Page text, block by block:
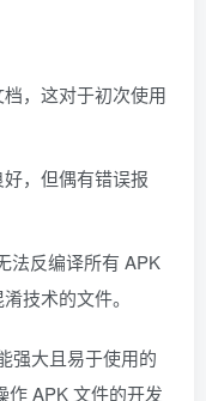
，这对于初次使用
，但偶有错误报
法反编译所有 APK
技术的文件。
强大且易于使用的
作 APK 文件的开发